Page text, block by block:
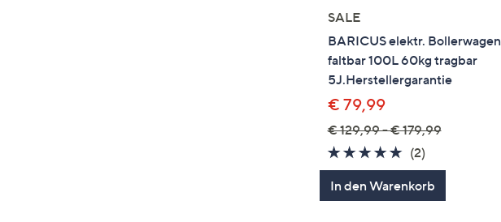
SALE
BARICUS elektr. Bollerwagen
faltbar 100L 60kg tragbar
5J.Herstellergarantie
€ 79,99
€ 129,99 - € 179,99
5.0
von
5
(2)2
Bewertungen
In den Warenkorb